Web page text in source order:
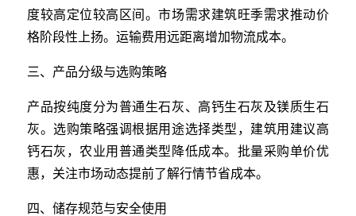
度较高定位较高区间。市场需求建筑旺季需求推动价
格阶段性上扬。运输费用远距离增加物流成本。
三、产品分级与选购策略
产品按纯度分为普通生石灰、高钙生石灰及镁质生石
灰。选购策略强调根据用途选择类型，建筑用建议高
钙石灰，农业用普通类型降低成本。批量采购单价优
惠，关注市场动态提前了解行情节省成本。
四、储存规范与安全使用